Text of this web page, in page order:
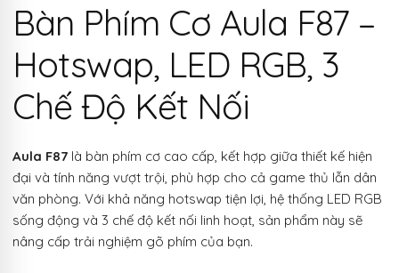
Bàn Phím Cơ Aula F87 –
Hotswap, LED RGB, 3
Chế Độ Kết Nối
Aula F87 là bàn phím cơ cao cấp, kết hợp giữa thiết kế hiện
đại và tính năng vượt trội, phù hợp cho cả game thủ lẫn dân
văn phòng. Với khả năng hotswap tiện lợi, hệ thống LED RGB
sống động và 3 chế độ kết nối linh hoạt, sản phẩm này sẽ
nâng cấp trải nghiệm gõ phím của bạn.